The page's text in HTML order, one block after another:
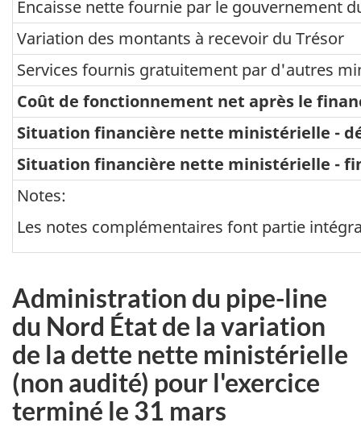
Encaisse nette fournie par le gouvernement
Variation des montants à recevoir du Trésor
Services fournis gratuitement par d'autres
Coût de fonctionnement net après le
Situation financière nette ministérielle -
Situation financière nette ministérielle -
Notes:
Les notes complémentaires font partie
Administration du pipe-line
du Nord État de la variation
de la dette nette ministérielle
(non audité) pour l'exercice
terminé le 31 mars